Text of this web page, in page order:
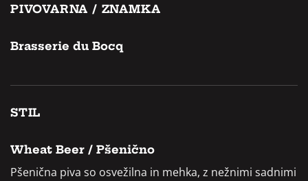
PIVOVARNA / ZNAMKA
Brasserie du Bocq
STIL
Wheat Beer / Pšenično
Pšenična piva so osvežilna in mehka, z nežnimi sadnimi